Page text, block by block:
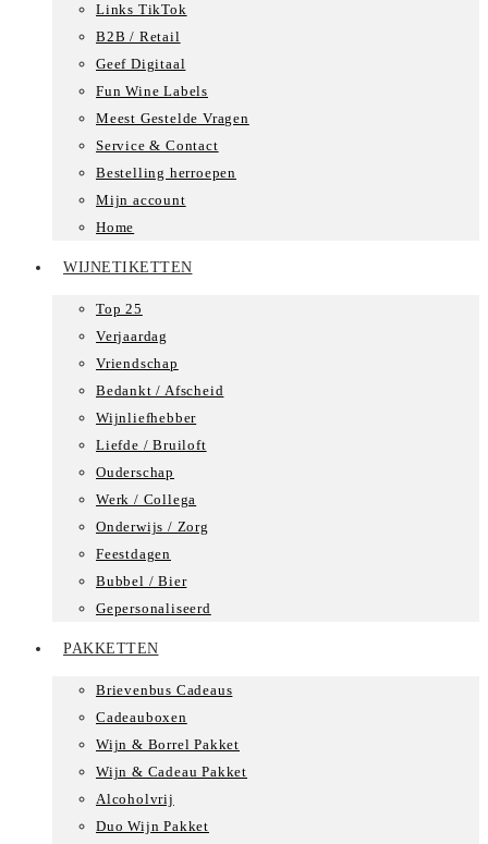
Links TikTok
B2B / Retail
Geef Digitaal
Fun Wine Labels
Meest Gestelde Vragen
Service & Contact
Bestelling herroepen
Mijn account
Home
WIJNETIKETTEN
Top 25
Verjaardag
Vriendschap
Bedankt / Afscheid
Wijnliefhebber
Liefde / Bruiloft
Ouderschap
Werk / Collega
Onderwijs / Zorg
Feestdagen
Bubbel / Bier
Gepersonaliseerd
PAKKETTEN
Brievenbus Cadeaus
Cadeauboxen
Wijn & Borrel Pakket
Wijn & Cadeau Pakket
Alcoholvrij
Duo Wijn Pakket